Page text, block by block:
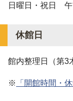
日曜日・祝日 午
休館日
館内整理日（第3
※ 「開館時間・